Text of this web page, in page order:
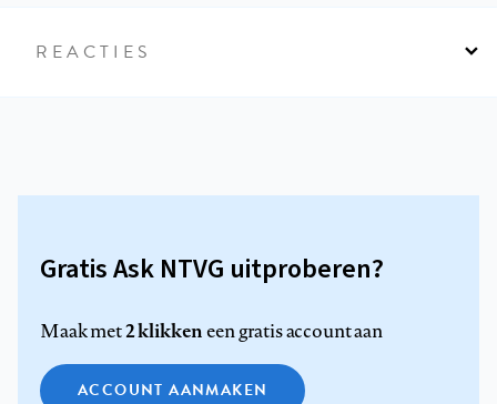
REACTIES
Gratis Ask NTVG uitproberen?
Maak met2 klikkeneen gratis account aan
ACCOUNT AANMAKEN